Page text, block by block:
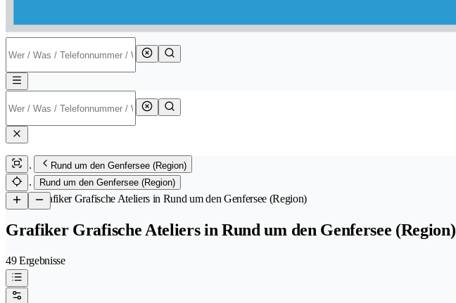
Rund um den Genfersee (Region)
Rund um den Genfersee (Region)
/Grafiker Grafische Ateliers in Rund um den Genfersee (Region)
Grafiker Grafische Ateliers in Rund um den Genfersee (Region)
49 Ergebnisse